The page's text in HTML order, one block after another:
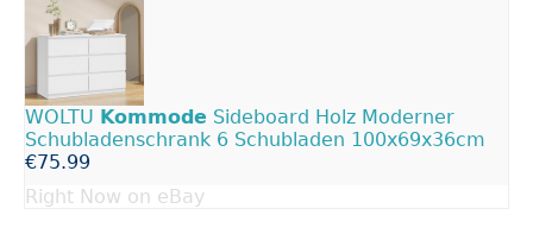
WOLTU Kommode Sideboard Holz Moderner
Schubladenschrank 6 Schubladen 100x69x36cm
€75.99
Right Now on eBay